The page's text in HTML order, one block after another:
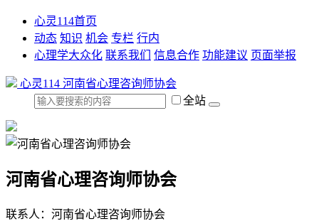
心灵114首页
动态 知识 机会 专栏 行内
心理学大众化 联系我们 信息合作 功能建议 页面举报
心灵114 河南省心理咨询师协会
全站
河南省心理咨询师协会
联系人：河南省心理咨询师协会